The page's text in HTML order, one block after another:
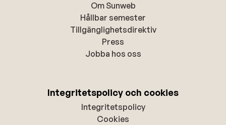
Om Sunweb
Hållbar semester
Tillgänglighetsdirektiv
Press
Jobba hos oss
Integritetspolicy och cookies
Integritetspolicy
Cookies